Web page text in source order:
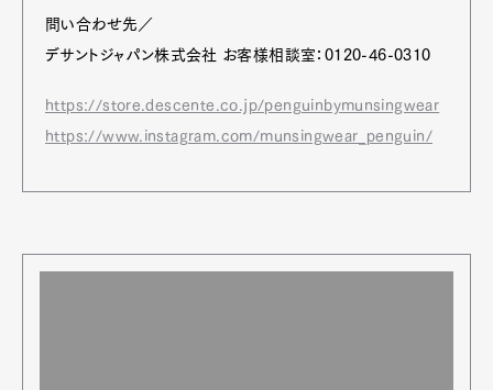
問い合わせ先／
デサントジャパン株式会社 お客様相談室：0120-46-0310
https://store.descente.co.jp/penguinbymunsingwear
https://www.instagram.com/munsingwear_penguin/